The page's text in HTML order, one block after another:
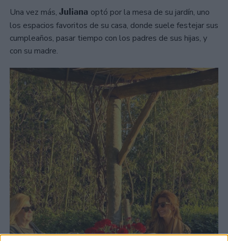
Una vez más, Juliana optó por la mesa de su jardín, uno
los espacios favoritos de su casa, donde suele festejar sus
cumpleaños, pasar tiempo con los padres de sus hijas, y
con su madre.